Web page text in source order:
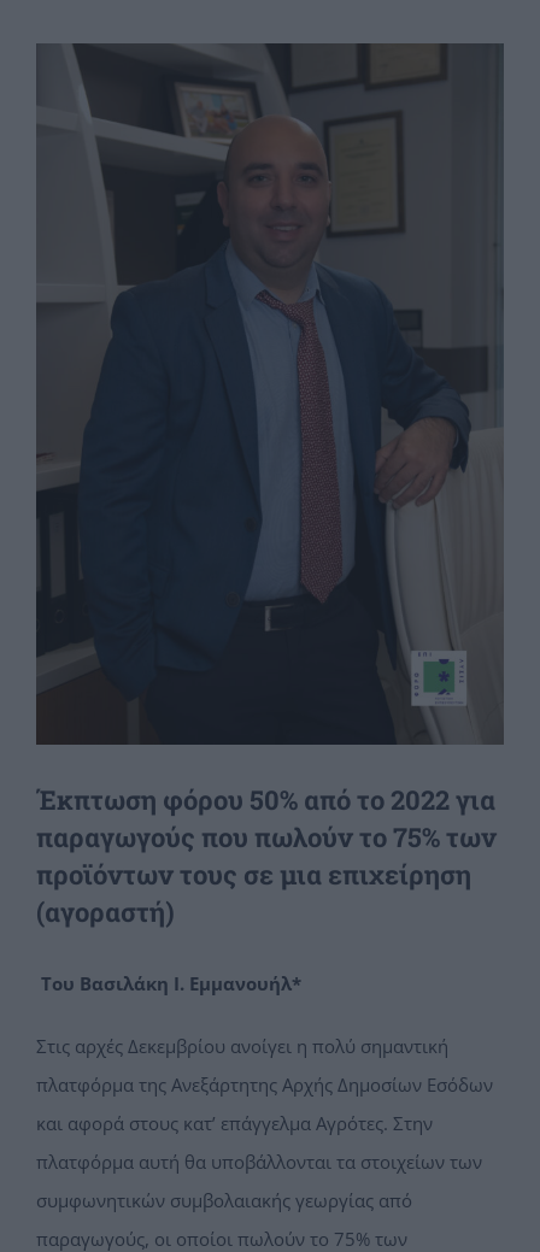
Larger
Έκπτωση φόρου 50% από το 2022 για
παραγωγούς που πωλούν το 75% των
προϊόντων τους σε μια επιχείρηση
(αγοραστή)
Του Βασιλάκη Ι. Εμμανουήλ*
Στις αρχές Δεκεμβρίου ανοίγει η πολύ σημαντική
πλατφόρμα της Ανεξάρτητης Αρχής Δημοσίων Εσόδων
και αφορά στους κατ’ επάγγελμα Αγρότες. Στην
πλατφόρμα αυτή θα υποβάλλονται τα στοιχείων των
συμφωνητικών συμβολαιακής γεωργίας από
παραγωγούς, οι οποίοι πωλούν το 75% των